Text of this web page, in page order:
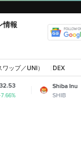
情報
ップ／UNI） DEX
Shiba Inu
SHIB
JPY-¥ 0.00074